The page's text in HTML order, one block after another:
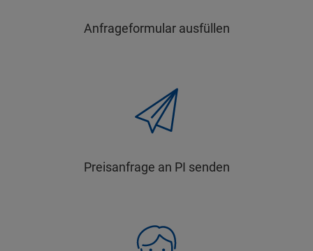
Anfrageformular ausfüllen
Preisanfrage an PI senden